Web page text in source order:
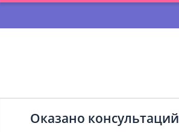
Оказано консультаций